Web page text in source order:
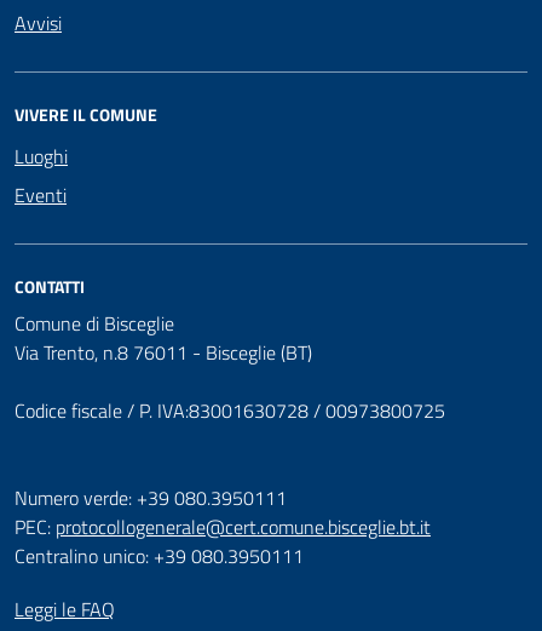
Avvisi
VIVERE IL COMUNE
Luoghi
Eventi
CONTATTI
Comune di Bisceglie
Via Trento, n.8 76011 - Bisceglie (BT)
Codice fiscale / P. IVA:83001630728 / 00973800725
Numero verde: +39 080.3950111
PEC: protocollogenerale@cert.comune.bisceglie.bt.it
Centralino unico: +39 080.3950111
Leggi le FAQ